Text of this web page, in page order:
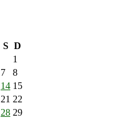
S D
1
7
8
14 15
21 22
28 29